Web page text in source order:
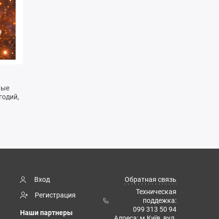
Вход
Регистрация
Наши партнеры
Обратная связь
Техническая
поддежка:
099 313 50 94